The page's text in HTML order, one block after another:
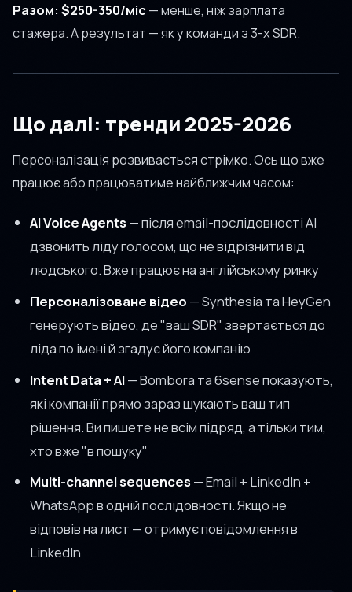
Разом: $250-350/міс — менше, ніж зарплата
стажера. А результат — як у команди з 3-х SDR.
Що далі: тренди 2025-2026
Персоналізація розвивається стрімко. Ось що вже
працює або працюватиме найближчим часом:
AI Voice Agents — після email-послідовності AI
дзвонить ліду голосом, що не відрізнити від
людського. Вже працює на англійському ринку
Персоналізоване відео — Synthesia та HeyGen
генерують відео, де "ваш SDR" звертається до
ліда по імені й згадує його компанію
Intent Data + AI— Bombora та 6sense показують,
які компанії прямо зараз шукають ваш тип
рішення. Ви пишете не всім підряд, а тільки тим,
хто вже "в пошуку"
Multi-channel sequences — Email + LinkedIn +
WhatsApp в одній послідовності. Якщо не
відповів на лист — отримує повідомлення в
LinkedIn